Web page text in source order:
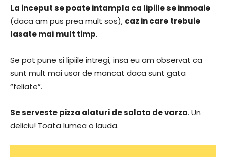
La inceput se poate intampla ca lipiile se inmoaie
(daca am pus prea mult sos), caz in care trebuie
lasate mai mult timp.
Se pot pune si lipiile intregi, insa eu am observat ca
sunt mult mai usor de mancat daca sunt gata
“feliate”.
Se serveste pizza alaturi de salata de varza. Un
deliciu! Toata lumea o lauda.